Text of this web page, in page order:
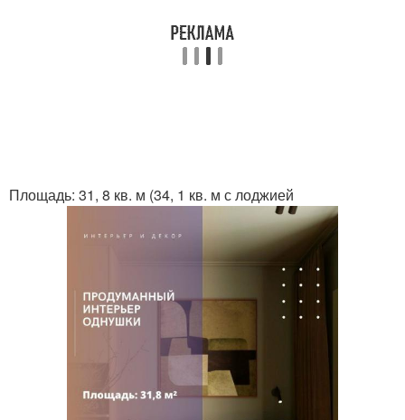
Площадь: 31, 8 кв. м (34, 1 кв. м с лоджией